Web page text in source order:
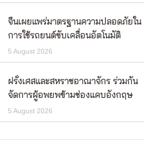
จีนเผยแพร่มาตรฐานความปลอดภัยใน
การใช้รถยนต์ขับเคลื่อนอัตโนมัติ
5 August 2026
ฝรั่งเศสและสหราชอาณาจักร ร่วมกัน
จัดการผู้อพยพข้ามช่องแคบอังกฤษ
5 August 2026